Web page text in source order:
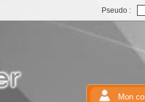
Pseudo :
Mon